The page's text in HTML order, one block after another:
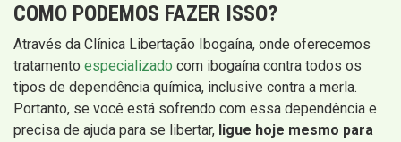
COMO PODEMOS FAZER ISSO?
Através da Clínica Libertação Ibogaína, onde oferecemos
tratamento especializado com ibogaína contra todos os
tipos de dependência química, inclusive contra a merla.
Portanto, se você está sofrendo com essa dependência e
precisa de ajuda para se libertar, ligue hoje mesmo para